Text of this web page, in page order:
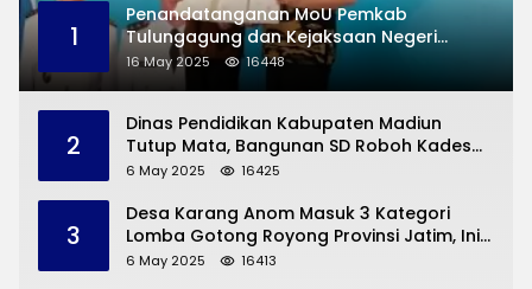
1
Penandatanganan MoU Pemkab
Tulungagung dan Kejaksaan Negeri
Permasalahan Hukum
16 May 2025 16448
2
Dinas Pendidikan Kabupaten Madiun
Tutup Mata, Bangunan SD Roboh Kades
Dermorejo Bangun Pakai Dana Pribadi
6 May 2025 16425
3
Desa Karang Anom Masuk 3 Kategori
Lomba Gotong Royong Provinsi Jatim, Ini
yang Disampaikan Sekda Trenggalek
6 May 2025 16413